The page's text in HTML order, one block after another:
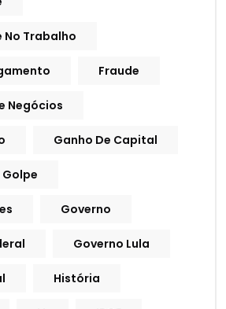
No Trabalho
Fraude
Negócios
Ganho De Capital
Golpe
Governo
Governo Lula
História